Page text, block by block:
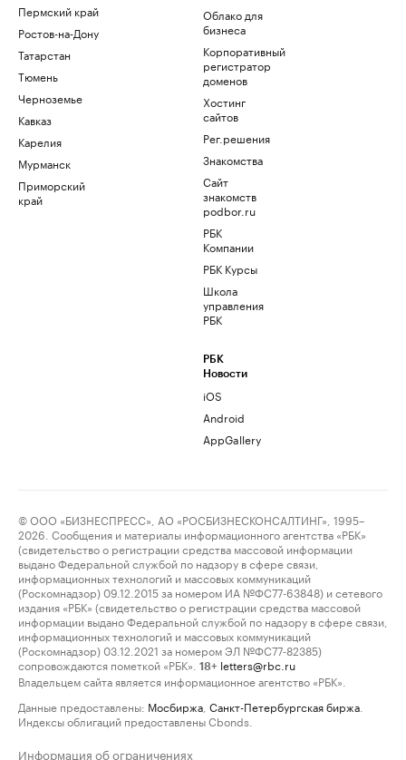
Пермский край
Ростов-на-Дону
Татарстан
Тюмень
Черноземье
Кавказ
Карелия
Мурманск
Приморский
край
Облако для
бизнеса
Корпоративный
регистратор
доменов
Хостинг
сайтов
Рег.решения
Знакомства
Сайт
знакомств
podbor.ru
РБК
Компании
РБК Курсы
Школа
управления
РБК
РБК
Новости
iOS
Android
AppGallery
© ООО «БИЗНЕСПРЕСС», АО «РОСБИЗНЕСКОНСАЛТИНГ», 1995–
2026. Сообщения и материалы информационного агентства «РБК»
(свидетельство о регистрации средства массовой информации
выдано Федеральной службой по надзору в сфере связи,
информационных технологий и массовых коммуникаций
(Роскомнадзор) 09.12.2015 за номером ИА №ФС77-63848) и сетевого
издания «РБК» (свидетельство о регистрации средства массовой
информации выдано Федеральной службой по надзору в сфере связи,
информационных технологий и массовых коммуникаций
(Роскомнадзор) 03.12.2021 за номером ЭЛ №ФС77-82385)
сопровождаются пометкой «РБК».
18+ letters@rbc.ru
Владельцем сайта является информационное агентство «РБК».
Данные предоставлены: Мосбиржа Санкт-Петербургская биржа
Индексы облигаций предоставлены Cbonds.
Информация об ограничениях